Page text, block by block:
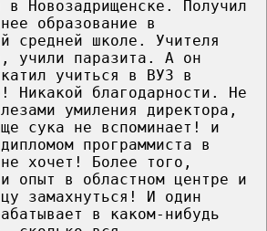
в Новозадрищенске. Получил
образование в
средней школе. Учителя
учили паразита. А он
учиться в ВУЗ в
Никакой благодарности. Не
умиления директора,
сука не вспоминает! и
программиста в
не хочет! Более того,
опыт в областном центре и
замахнуться! И один
в каком-нибудь